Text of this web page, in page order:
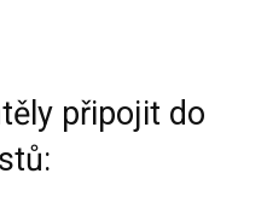
připojit do